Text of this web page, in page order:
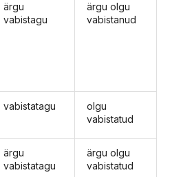
ärgu
vabistagu
vabistatagu
ärgu
vabistatagu
ärgu olgu
vabistanud
olgu
vabistatud
ärgu olgu
vabistatud